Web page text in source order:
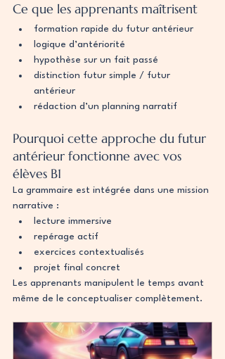
Ce que les apprenants maîtrisent
formation rapide du futur antérieur
logique d’antériorité
hypothèse sur un fait passé
distinction futur simple / futur
antérieur
rédaction d’un planning narratif
Pourquoi cette approche du futur
antérieur fonctionne avec vos
élèves B1
La grammaire est intégrée dans une mission
narrative :
lecture immersive
repérage actif
exercices contextualisés
projet final concret
Les apprenants manipulent le temps avant
même de le conceptualiser complètement.